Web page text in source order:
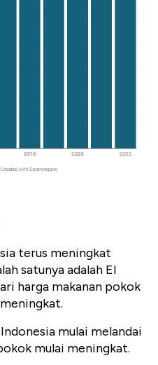
terus meningkat
satunya adalah El
harga makanan pokok
mulai melandai
mulai meningkat.